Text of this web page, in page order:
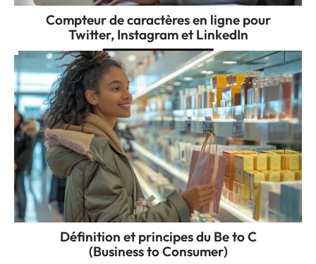
Compteur de caractères en ligne pour
Twitter, Instagram et LinkedIn
Définition et principes du Be to C
(Business to Consumer)